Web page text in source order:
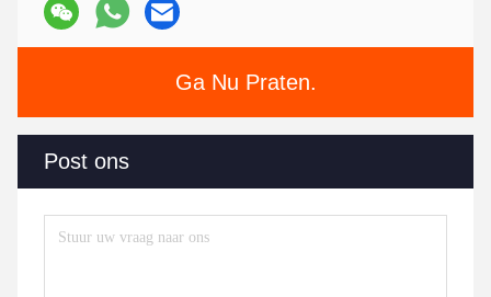
Ga Nu Praten.
Post ons